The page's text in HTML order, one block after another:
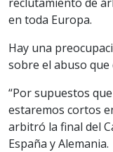
en toda Europa.
Hay una
sobre el abuso
“Por supuestos
estaremos cortos
arbitró la final del
España y Alemania.